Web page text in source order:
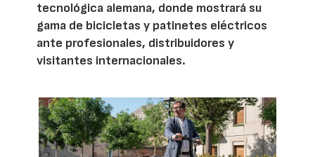
tecnológica alemana, donde mostrará su
gama de bicicletas y patinetes eléctricos
ante profesionales, distribuidores y
visitantes internacionales.